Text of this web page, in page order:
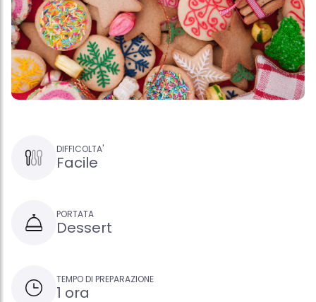
DIFFICOLTA'
Facile
PORTATA
Dessert
TEMPO DI PREPARAZIONE
1 ora